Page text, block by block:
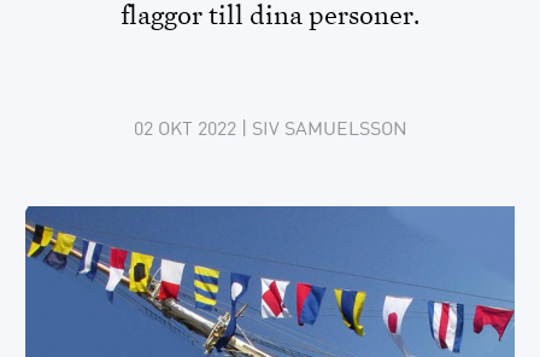
flaggor till dina personer.
02 OKT 2022| SIV SAMUELSSON